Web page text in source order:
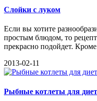
Слойки с луком
Если вы хотите
простым блюдом, то
прекрасно подойдет.
2013-02-11
Рыбные котлеты для